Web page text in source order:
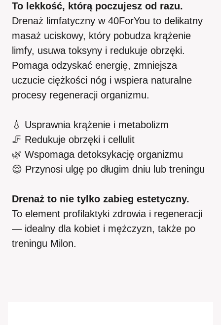
To lekkość, którą poczujesz od razu.
Drenaż limfatyczny w 40ForYou to delikatny
masaż uciskowy, który pobudza krążenie
limfy, usuwa toksyny i redukuje obrzęki.
Pomaga odzyskać energię, zmniejsza
uczucie ciężkości nóg i wspiera naturalne
procesy regeneracji organizmu.
💧 Usprawnia krążenie i metabolizm
🦵 Redukuje obrzęki i cellulit
🌿 Wspomaga detoksykację organizmu
😌 Przynosi ulgę po długim dniu lub treningu
Drenaż to nie tylko zabieg estetyczny.
To element profilaktyki zdrowia i regeneracji
— idealny dla kobiet i mężczyzn, także po
treningu Milon.